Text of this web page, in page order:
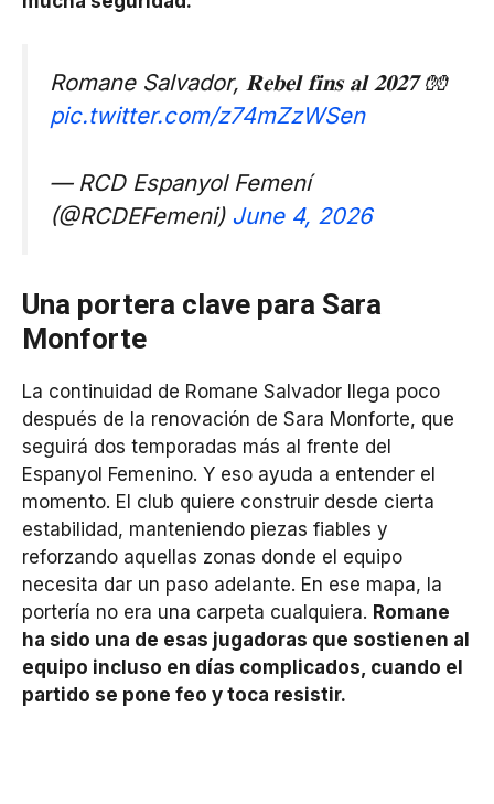
Romane Salvador, 𝐑𝐞𝐛𝐞𝐥 𝐟𝐢𝐧𝐬 𝐚𝐥 𝟐𝟎𝟐𝟕 🧤
pic.twitter.com/z74mZzWSen
— RCD Espanyol Femení
(@RCDEFemeni) June 4, 2026
Una portera clave para Sara
Monforte
La continuidad de Romane Salvador llega poco
después de la renovación de Sara Monforte, que
seguirá dos temporadas más al frente del
Espanyol Femenino. Y eso ayuda a entender el
momento. El club quiere construir desde cierta
estabilidad, manteniendo piezas fiables y
reforzando aquellas zonas donde el equipo
necesita dar un paso adelante. En ese mapa, la
portería no era una carpeta cualquiera. Romane
ha sido una de esas jugadoras que sostienen al
equipo incluso en días complicados, cuando el
partido se pone feo y toca resistir.